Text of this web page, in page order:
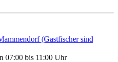
(Gastfischer sind
07:00 bis 11:00 Uhr